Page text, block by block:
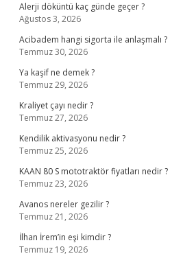
Alerji döküntü kaç günde geçer ?
Ağustos 3, 2026
Acibadem hangi sigorta ile anlaşmalı ?
Temmuz 30, 2026
Ya kaşif ne demek ?
Temmuz 29, 2026
Kraliyet çayı nedir ?
Temmuz 27, 2026
Kendilik aktivasyonu nedir ?
Temmuz 25, 2026
KAAN 80 S mototraktör fiyatları nedir ?
Temmuz 23, 2026
Avanos nereler gezilir ?
Temmuz 21, 2026
İlhan İrem’in eşi kimdir ?
Temmuz 19, 2026